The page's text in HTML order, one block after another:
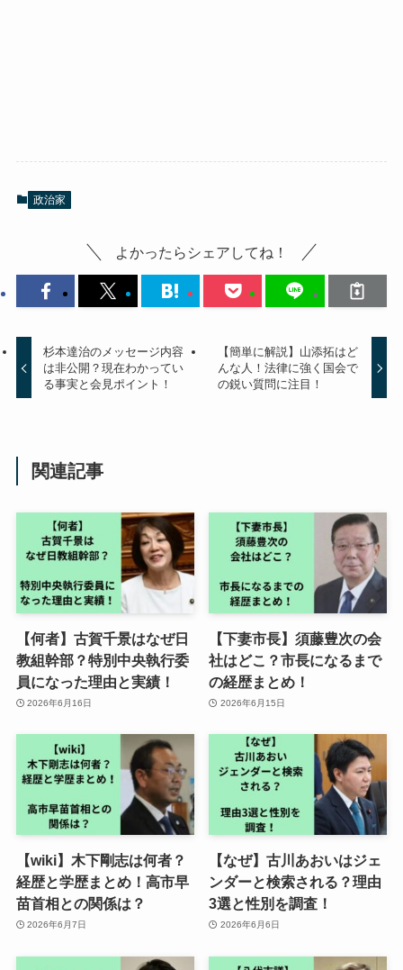
政治家
よかったらシェアしてね！
杉本達治のメッセージ内容
は非公開？現在わかってい
る事実と会見ポイント！
【簡単に解説】山添拓はど
んな人！法律に強く国会で
の鋭い質問に注目！
関連記事
【何者】古賀千景はなぜ日
教組幹部？特別中央執行委
員になった理由と実績！
2026年6月16日
【下妻市長】須藤豊次の会
社はどこ？市長になるまで
の経歴まとめ！
2026年6月15日
【wiki】木下剛志は何者？
経歴と学歴まとめ！高市早
苗首相との関係は？
2026年6月7日
【なぜ】古川あおいはジェ
ンダーと検索される？理由
3選と性別を調査！
2026年6月6日